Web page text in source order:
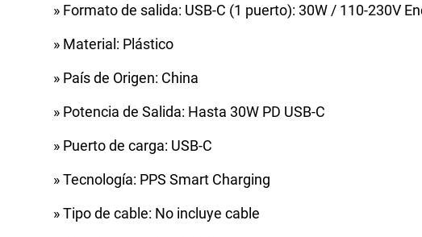
» Formato de salida: USB-C (1 puerto): 30W / 110-230V
» Material: Plástico
» País de Origen: China
» Potencia de Salida: Hasta 30W PD USB-C
» Puerto de carga: USB-C
» Tecnología: PPS Smart Charging
» Tipo de cable: No incluye cable